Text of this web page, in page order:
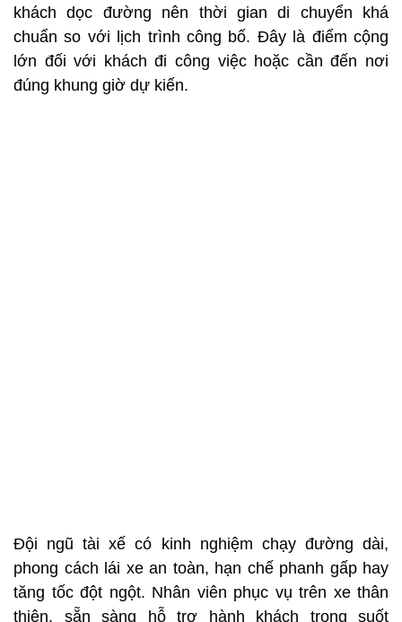
khách dọc đường nên thời gian di chuyển khá
chuẩn so với lịch trình công bố. Đây là điểm cộng
lớn đối với khách đi công việc hoặc cần đến nơi
đúng khung giờ dự kiến.
Đội ngũ tài xế có kinh nghiệm chạy đường dài,
phong cách lái xe an toàn, hạn chế phanh gấp hay
tăng tốc đột ngột. Nhân viên phục vụ trên xe thân
thiện, sẵn sàng hỗ trợ hành khách trong suốt